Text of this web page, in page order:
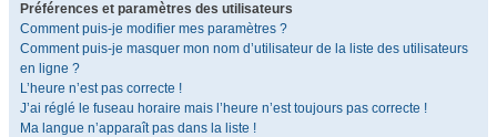
Préférences et paramètres des utilisateurs
Comment puis-je modifier mes paramètres ?
Comment puis-je masquer mon nom d’utilisateur de la liste des utilisateurs
en ligne ?
L’heure n’est pas correcte !
J’ai réglé le fuseau horaire mais l’heure n’est toujours pas correcte !
Ma langue n’apparaît pas dans la liste !